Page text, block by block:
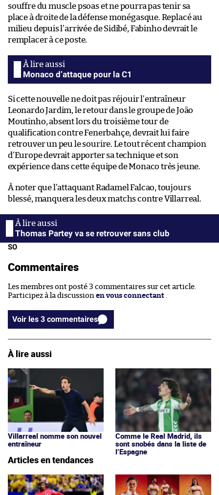
souffre du muscle psoas et ne pourra pas tenir sa
place à droite de la défense monégasque. Replacé au
milieu depuis l’arrivée de Sidibé, Fabinho devrait le
remplacer à ce poste.
Monaco d’attaque pour la C1
Si cette nouvelle ne doit pas réjouir l’entraîneur
Leonardo Jardim, le retour dans le groupe de João
Moutinho, absent lors du troisième tour de
qualification contre Fenerbahçe, devrait lui faire
retrouver un peu le sourire. Le tout récent champion
d’Europe devrait apporter sa technique et son
expérience dans cette équipe de Monaco très jeune.
À noter que l’attaquant Radamel Falcao, toujours
blessé, manquera les deux matchs contre Villarreal.
Thomas Partey va se retrouver sans club
SO
Commentaires
Les membres ont posté 3 commentaires sur cet article.
Participez à la discussion en vous connectant
Voir les 3 commentaires
À lire aussi
Villarreal nomme son nouvel
entraîneur
Comme le Real Madrid, ils
sont snobés dans la liste de
l’Espagne
Articles en tendances